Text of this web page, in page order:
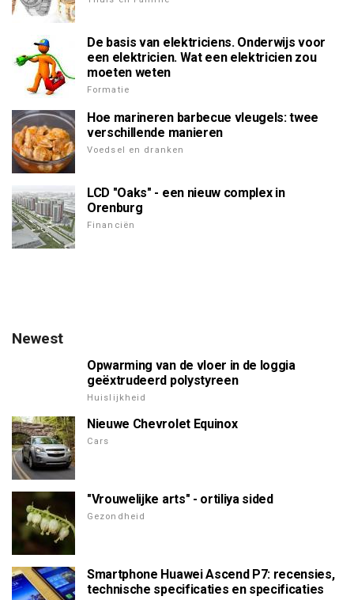
De basis van elektriciens. Onderwijs voor
een elektricien. Wat een elektricien zou
moeten weten
Formatie
Hoe marineren barbecue vleugels: twee
verschillende manieren
Voedsel en dranken
LCD "Oaks" - een nieuw complex in
Orenburg
Financiën
Newest
Opwarming van de vloer in de loggia
geëxtrudeerd polystyreen
Huislijkheid
Nieuwe Chevrolet Equinox
Cars
"Vrouwelijke arts" - ortiliya sided
Gezondheid
Smartphone Huawei Ascend P7: recensies,
technische specificaties en specificaties